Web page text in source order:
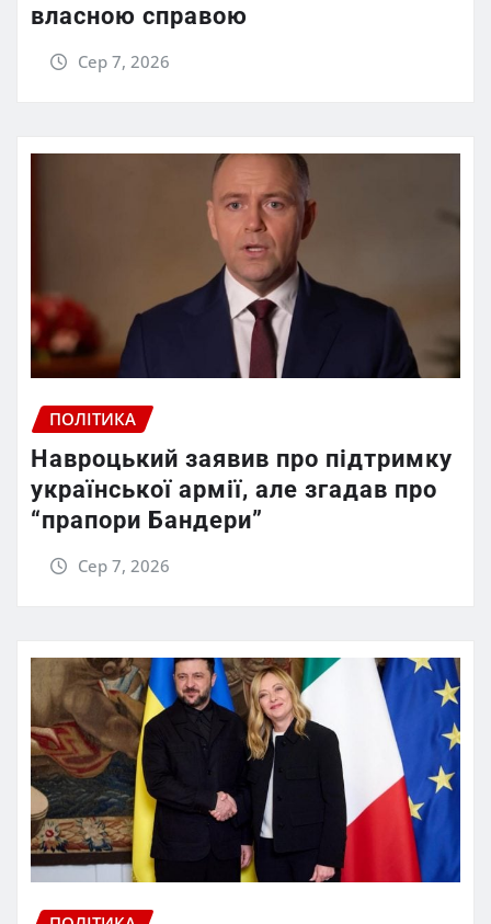
власною справою
Сер 7, 2026
ПОЛІТИКА
Навроцький заявив про підтримку
української армії, але згадав про
“прапори Бандери”
Сер 7, 2026